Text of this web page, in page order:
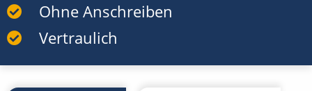
Ohne Anschreiben
Vertraulich